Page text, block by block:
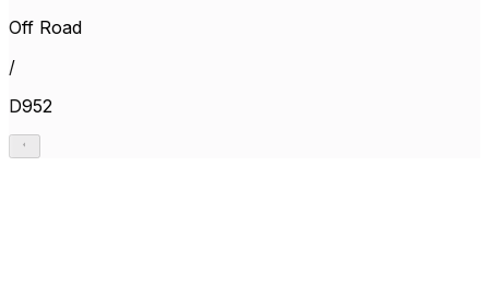
Off Road
/
D952